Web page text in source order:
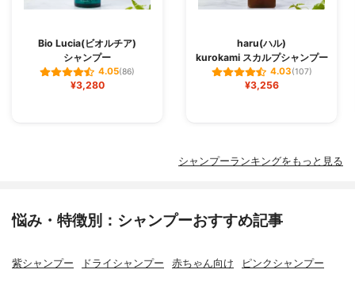
Bio Lucia(ビオルチア)
シャンプー
4.05(86)
¥3,280
haru(ハル)
kurokami スカルプシャンプー
4.03(107)
¥3,256
シャンプーランキングをもっと見る
悩み・特徴別：シャンプーおすすめ記事
紫シャンプー ドライシャンプー 赤ちゃん向け ピンクシャンプー